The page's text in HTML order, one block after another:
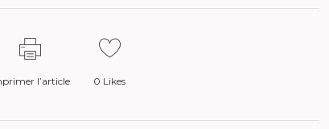
l’article 0 Likes